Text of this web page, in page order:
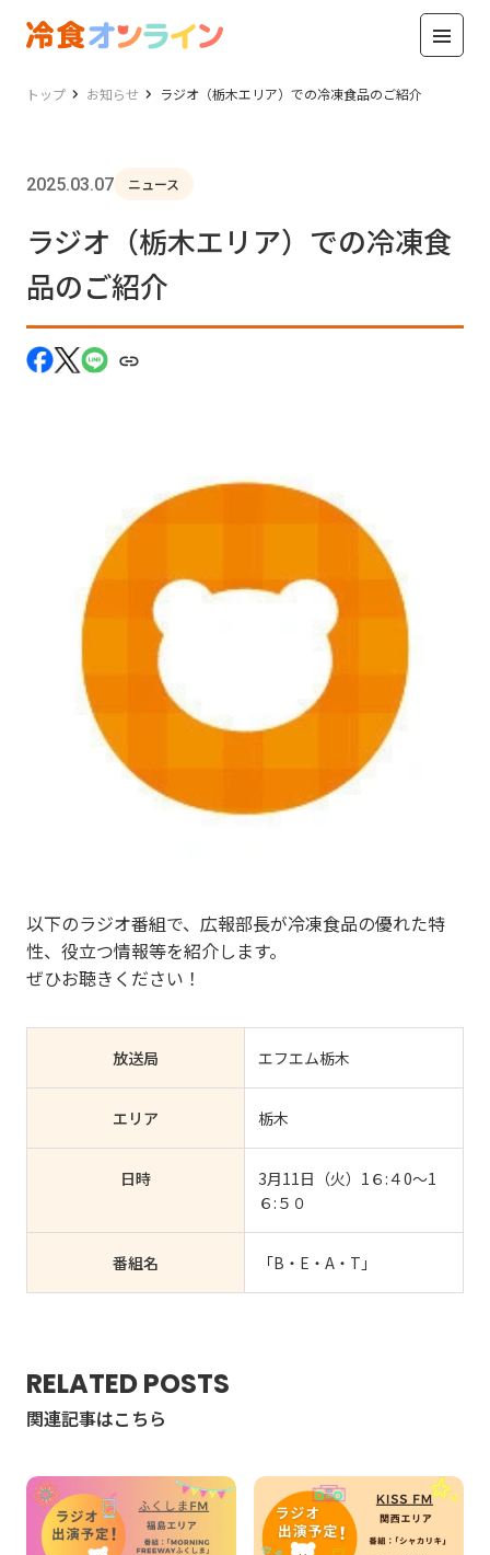
トップ お知らせ ラジオ（栃木エリア）での冷凍食品のご紹介
2025.03.07 ニュース
ラジオ（栃木エリア）での冷凍食
品のご紹介
以下のラジオ番組で、広報部長が冷凍食品の優れた特
性、役立つ情報等を紹介します。
ぜひお聴きください！
放送局 エフエム栃木
エリア 栃木
日時
3月11日（火）1６:４0～1
６:５０
番組名 「B・E・A・T」
RELATED POSTS
関連記事はこちら